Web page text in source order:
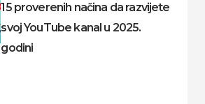
15 proverenih načina da razvijete
svoj YouTube kanal u 2025.
godini